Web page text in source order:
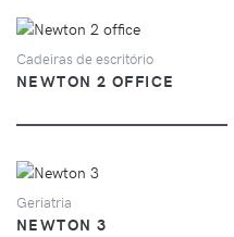
VER
Cadeiras de escritório
NEWTON 2 OFFICE
Geriatria
NEWTON 3